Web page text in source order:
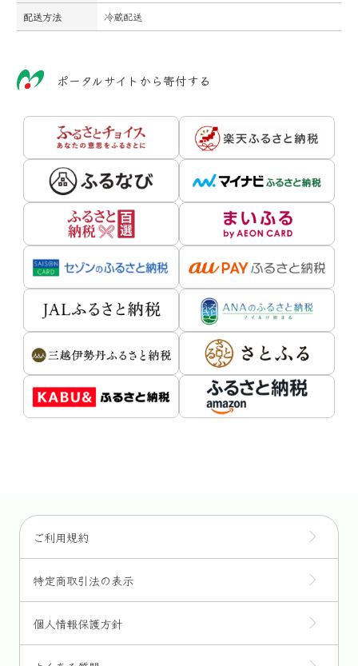
配送方法
冷蔵配送
ポータルサイトから寄付する
ご利用規約
特定商取引法の表示
個人情報保護方針